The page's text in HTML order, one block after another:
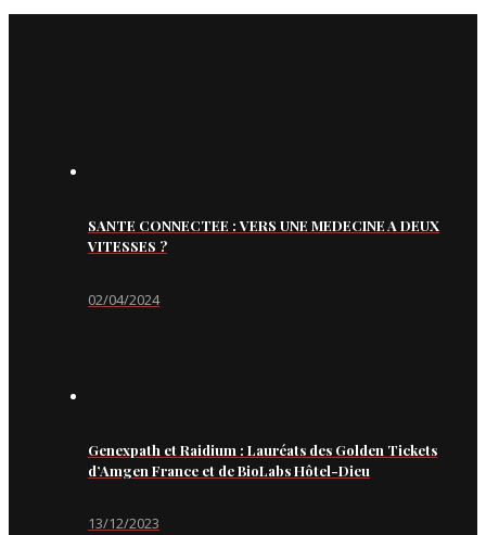
SANTE CONNECTEE : VERS UNE MEDECINE A DEUX
VITESSES ?
02/04/2024
Genexpath et Raidium : Lauréats des Golden Tickets
d’Amgen France et de BioLabs Hôtel-Dieu
13/12/2023